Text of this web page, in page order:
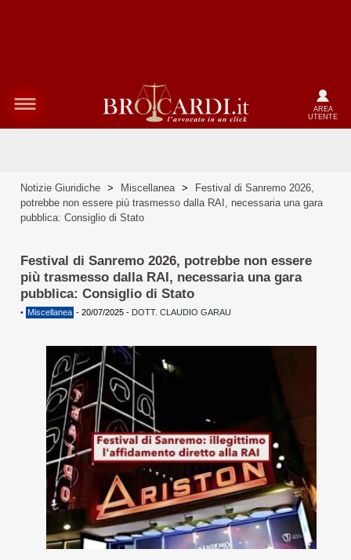
AREA
UTENTE
Notizie Giuridiche > Miscellanea >
Festival di Sanremo 2026,
potrebbe non essere più trasmesso dalla RAI, necessaria una gara
pubblica: Consiglio di Stato
Festival di Sanremo 2026, potrebbe non essere
più trasmesso dalla RAI, necessaria una gara
pubblica: Consiglio di Stato
• Miscellanea - 20/07/2025 - DOTT. CLAUDIO GARAU